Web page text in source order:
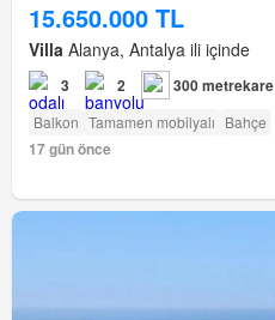
15.650.000 TL
Villa Alanya, Antalya ili içinde
3 2 300 metrekare
Balkon Tamamen mobilyalı Bahçe
17 gün önce